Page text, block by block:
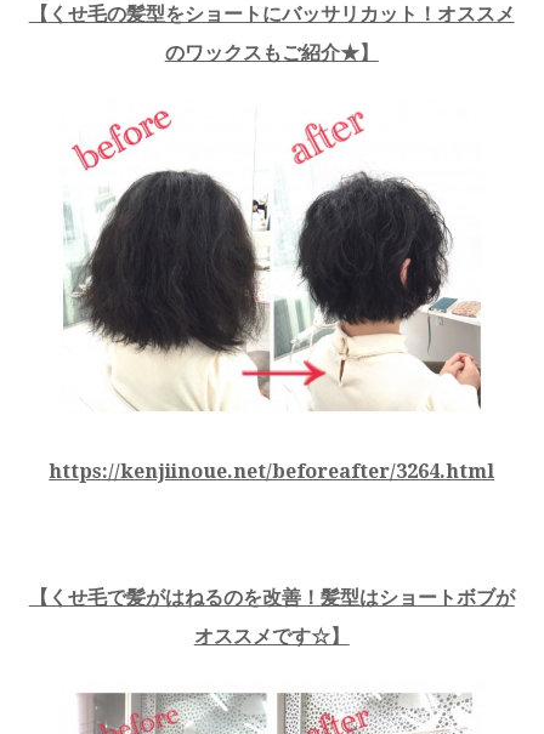
【 くせ毛の髪型をショートにバッサリカット！オススメ
のワックスもご紹介★】
https://kenjiinoue.net/beforeafter/3264.html
【くせ毛で髪がはねるのを改善！髪型はショートボブが
オススメです☆】